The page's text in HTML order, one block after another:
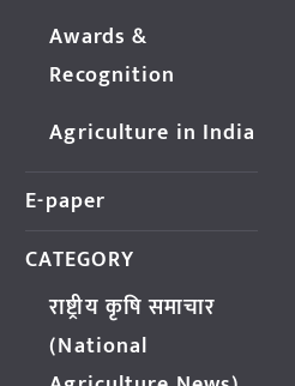
Awards &
Recognition
Agriculture in India
E-paper
CATEGORY
राष्ट्रीय कृषि समाचार
(National